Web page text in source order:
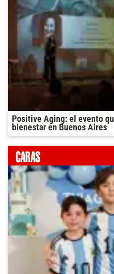
Positive Aging: el evento
bienestar en Buenos Aires